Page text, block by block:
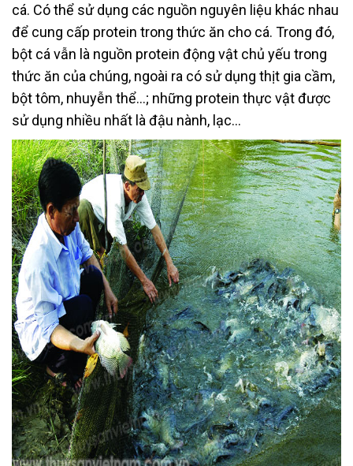
cá. Có thể sử dụng các nguồn nguyên liệu khác nhau
để cung cấp protein trong thức ăn cho cá. Trong đó,
bột cá vẫn là nguồn protein động vật chủ yếu trong
thức ăn của chúng, ngoài ra có sử dụng thịt gia cầm,
bột tôm, nhuyễn thể…; những protein thực vật được
sử dụng nhiều nhất là đậu nành, lạc…